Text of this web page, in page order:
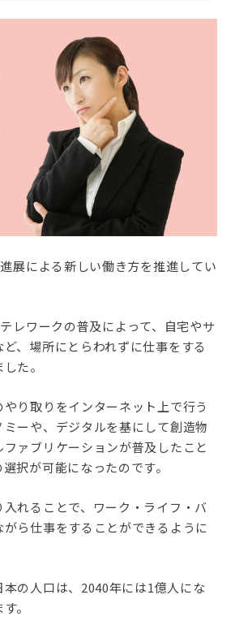
展による新しい働き方を推進してい
レワークの普及によって、自宅やサ
、場所にとらわれずに仕事をする
た。
り取りをインターネット上で行う
ーや、デジタルを基にして創造物
ァブリケーションが普及したこと
択が可能になったのです。
れることで、ワーク・ライフ・バ
ら仕事をすることができるように
の人口は、2040年には1億人にな
。